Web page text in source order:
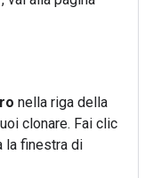
nella riga della
clonare. Fai clic
la finestra di